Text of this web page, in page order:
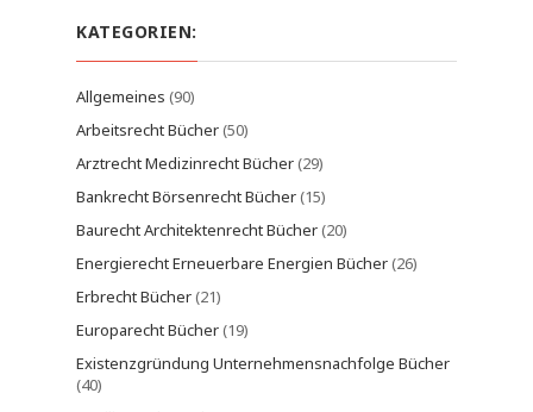
KATEGORIEN:
Allgemeines (90)
Arbeitsrecht Bücher(50)
Arztrecht Medizinrecht Bücher(29)
Bankrecht Börsenrecht Bücher(15)
Baurecht Architektenrecht Bücher(20)
Energierecht Erneuerbare Energien Bücher(26)
Erbrecht Bücher(21)
Europarecht Bücher(19)
Existenzgründung Unternehmensnachfolge Bücher
(40)